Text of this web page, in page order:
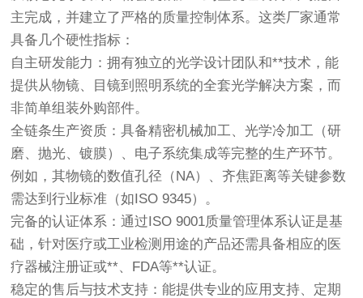
主完成，并建立了严格的质量控制体系。这类厂家通常
具备几个硬性指标：
自主研发能力 ：拥有独立的光学设计团队和**技术，能
提供从物镜、目镜到照明系统的全套光学解决方案，而
非简单组装外购部件。
全链条生产资质 ：具备精密机械加工、光学冷加工（研
磨、抛光、镀膜）、电子系统集成等完整的生产环节。
例如，其物镜的数值孔径（NA） 、齐焦距离等关键参数
需达到行业标准（如ISO 9345）。
完备的认证体系 ：通过ISO 9001质量管理体系认证是基
础，针对医疗或工业检测用途的产品还需具备相应的医
疗器械注册证或**、 FDA等**认证。
稳定的售后与技术支持 ：能提供专业的应用支持、定期